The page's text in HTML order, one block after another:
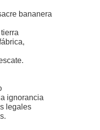
bananera
ignorancia
legales